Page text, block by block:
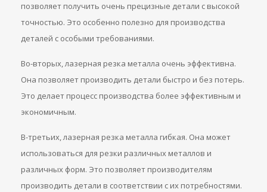
позволяет получить очень прецизные детали с высокой
точностью. Это особенно полезно для производства
деталей с особыми требованиями.
Во-вторых, лазерная резка металла очень эффективна.
Она позволяет производить детали быстро и без потерь.
Это делает процесс производства более эффективным и
экономичным.
В-третьих, лазерная резка металла гибкая. Она может
использоваться для резки различных металлов и
различных форм. Это позволяет производителям
производить детали в соответствии с их потребностями.